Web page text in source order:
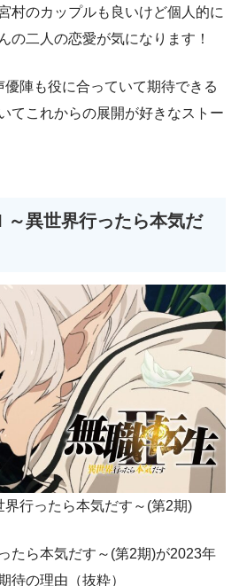
村のカップルも良いけど個人的に
の二人の恋愛が気になります！
優陣も役に合っていて期待できる
てこれからの展開が好きなストー
～異世界行ったら本気だ
界行ったら本気だす～(第2期)
たら本気だす～(第2期)が2023年
待の理由（抜粋）